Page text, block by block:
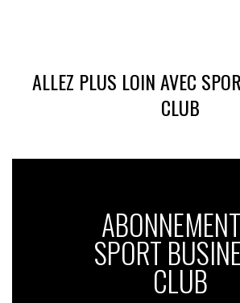
ALLEZ PLUS LOIN AVEC
CLUB
SPORT
CLUB